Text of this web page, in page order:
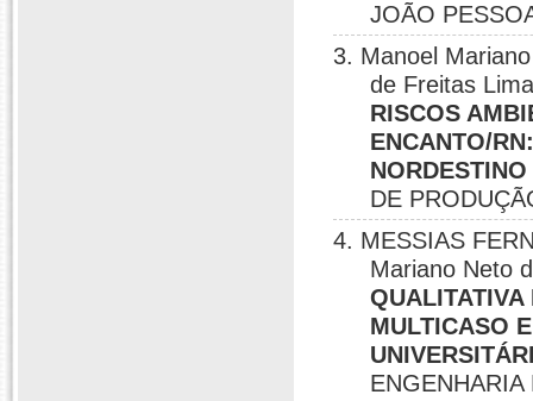
JOÃO
3. Manoel
de Freitas
RISCOS
ENCANTO/
DE
4. MESSIAS
Mariano Neto
MULTICASO